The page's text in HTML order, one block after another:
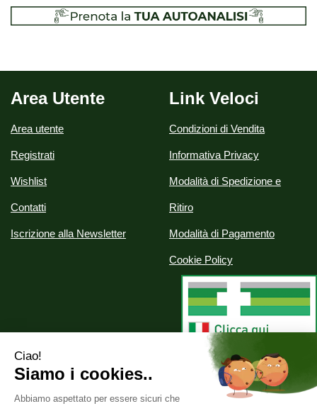
Area Utente
Area utente
Registrati
Wishlist
Contatti
Iscrizione alla Newsletter
Link Veloci
Condizioni di Vendita
Informativa Privacy
Modalità di Spedizione e
Ritiro
Modalità di Pagamento
Cookie Policy